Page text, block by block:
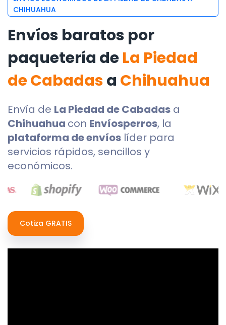
CHIHUAHUA
Envíos baratos por
paquetería deLa Piedad
de Cabadasa Chihuahua
Envía de La Piedad de Cabadas a
Chihuahua con Envíosperros, la
plataforma de envíos líder para
servicios rápidos, sencillos y
económicos.
Cotiza GRATIS